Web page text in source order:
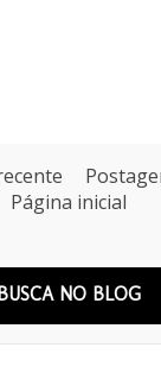
Página inicial
NO BLOG